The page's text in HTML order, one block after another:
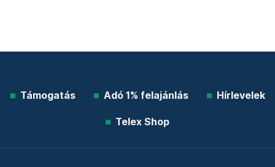
Támogatás Adó 1% felajánlás Hírlevelek
Telex Shop